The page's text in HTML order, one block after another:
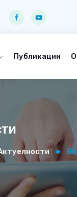
Публикации